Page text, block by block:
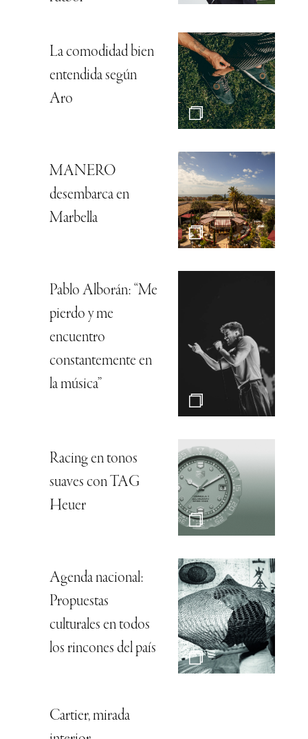
La comodidad bien
entendida según
Aro
MANERO
desembarca en
Marbella
Pablo Alborán: “Me
pierdo y me
encuentro
constantemente en
la música”
Racing en tonos
suaves con TAG
Heuer
Agenda nacional:
Propuestas
culturales en todos
los rincones del país
Cartier, mirada